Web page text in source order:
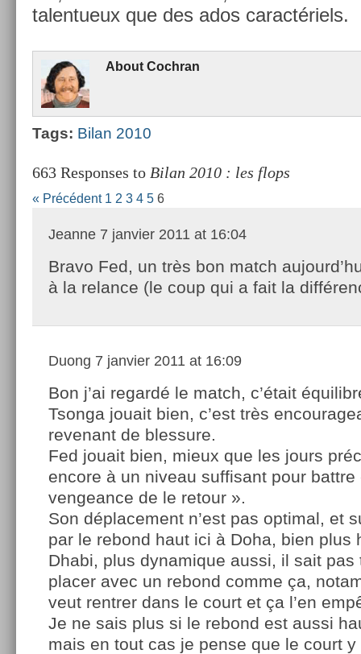
talen­tueux que des ados caractériels.
About Co­chran
Tags: Bilan 2010
663 Responses to Bilan 2010 : les flops
« Précédent 1 2 3 4 5 6
Jeanne 7 janvier 2011 at 16:04
Bravo Fed, un très bon match
à la relance (le coup qui a fait la
Duong 7 janvier 2011 at 16:09
Bon j’ai regardé le match, c’était
Tsonga jouait bien, c’est très
revenant de blessure.
Fed jouait bien, mieux que les jours
encore à un niveau suffisant pour battre
vengeance de le retour ».
Son déplacement n’est pas optimal, et
par le rebond haut ici à Doha, bien plus
Dhabi, plus dynamique aussi, il sait pas
placer avec un rebond comme ça,
veut rentrer dans le court et ça l’en
Je ne sais plus si le rebond est aussi
mais en tout cas je pense que le court